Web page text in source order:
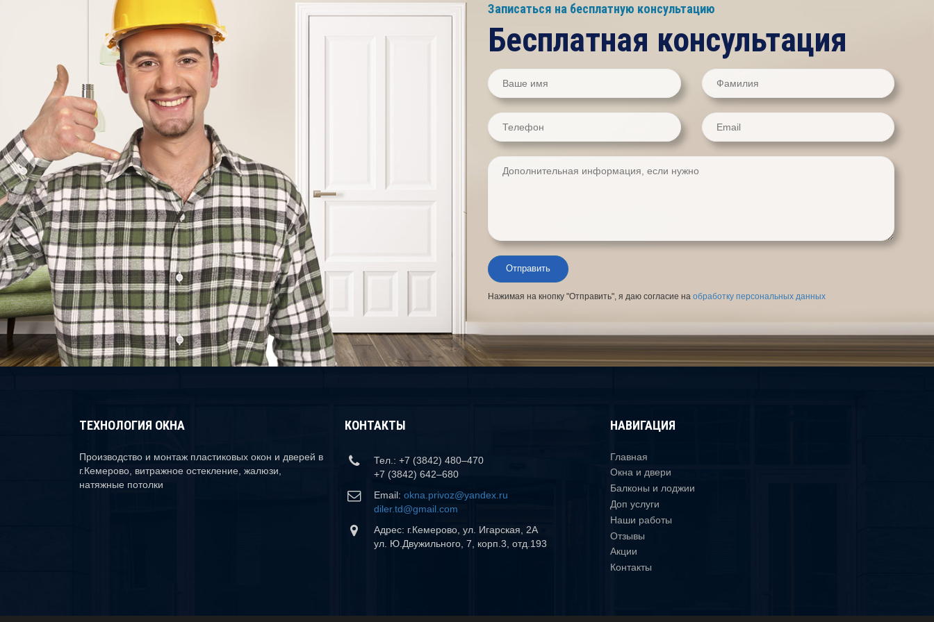
Записаться на бесплатную консультацию
Бесплатная консультация
Нажимая на кнопку "Отправить", я даю согласие на обработку персональных данных
ТЕХНОЛОГИЯ ОКНА
Производство и монтаж пластиковых окон и дверей в
г.Кемерово, витражное остекление, жалюзи,
натяжные потолки
КОНТАКТЫ
Тел.: +7 (3842) 480–470
+7 (3842) 642–680
Email:okna.privoz@yandex.ru
diler.td@gmail.com
Адрес: г.Кемерово, ул. Игарская, 2А
ул. Ю.Двужильного, 7, корп.3, отд.193
НАВИГАЦИЯ
Главная
Окна и двери
Балконы и лоджии
Доп услуги
Наши работы
Отзывы
Акции
Контакты